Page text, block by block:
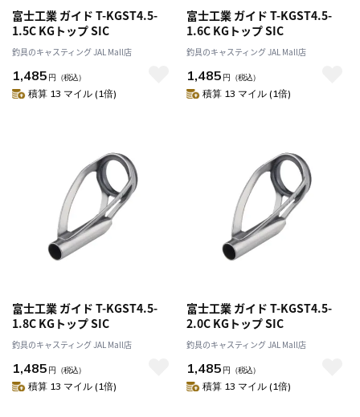
富士工業 ガイド T-KGST4.5-
1.5C KGトップ SIC
釣具のキャスティング JAL Mall店
1,485 円 （税込）
積算 13 マイル (1倍)
富士工業 ガイド T-KGST4.5-
1.6C KGトップ SIC
釣具のキャスティング JAL Mall店
1,485 円 （税込）
積算 13 マイル (1倍)
富士工業 ガイド T-KGST4.5-
1.8C KGトップ SIC
釣具のキャスティング JAL Mall店
1,485 円 （税込）
積算 13 マイル (1倍)
富士工業 ガイド T-KGST4.5-
2.0C KGトップ SIC
釣具のキャスティング JAL Mall店
1,485 円 （税込）
積算 13 マイル (1倍)